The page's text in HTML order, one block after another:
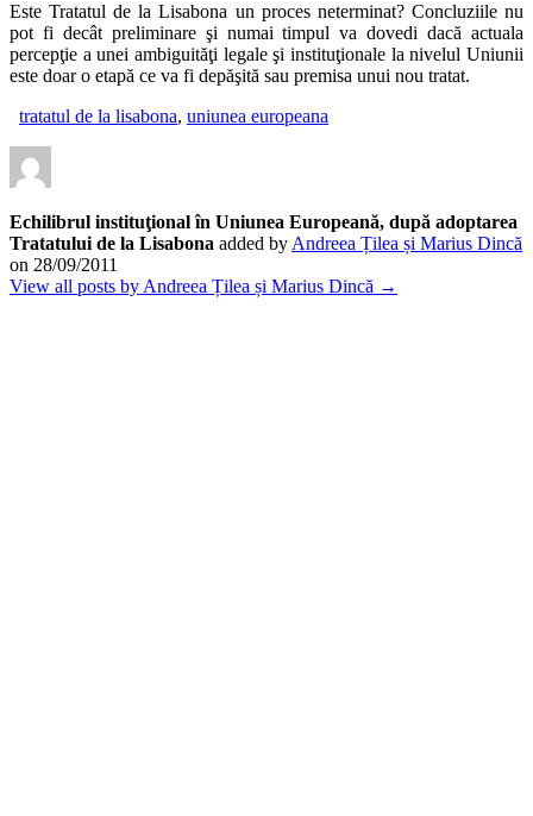
Este Tratatul de la Lisabona un proces neterminat? Concluziile nu
pot fi decât preliminare şi numai timpul va dovedi dacă actuala
percepţie a unei ambiguităţi legale şi instituţionale la nivelul Uniunii
este doar o etapă ce va fi depăşită sau premisa unui nou tratat.
tratatul de la lisabona, uniunea europeana
Echilibrul instituţional în Uniunea Europeană, după adoptarea
Tratatului de la Lisabona added by Andreea Țilea și Marius Dincă
on 28/09/2011
View all posts by Andreea Țilea și Marius Dincă →